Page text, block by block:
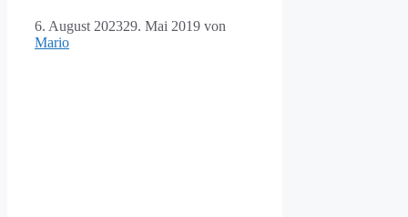
6. August 202329. Mai 2019 von
Mario